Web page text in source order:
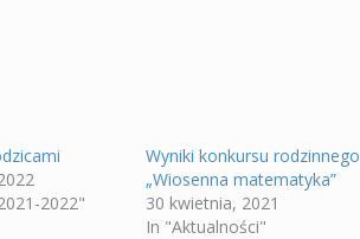
2022"
Wyniki konkursu rodzinnego
„Wiosenna matematyka”
30 kwietnia, 2021
In "Aktualności"